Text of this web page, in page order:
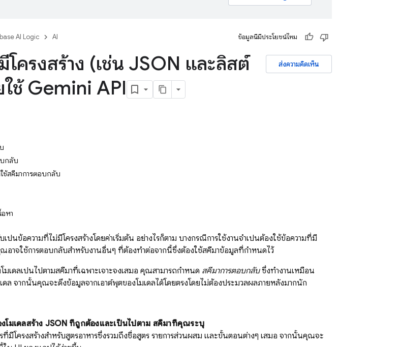
AI Logic AI ข้อมูลนี้มีประโยชน์ไหม
ส่งความคิดเห็น
โครงสร้าง (เช่น JSON และลิสต์
ใช้ Gemini API
บกลับ
ใช้สคีมาการตอบกลับ
อหา
ป็นข้อความที่ไม่มีโครงสร้างโดยค่าเริ่มต้น อย่างไรก็ตาม บางกรณีการใช้งานจำเป็นต้องใช้ข้อความที่มี
คุณอาจใช้การตอบกลับสำหรับงานอื่นๆ ที่ต้องทำต่อจากนี้ซึ่งต้องใช้สคีมาข้อมูลที่กำหนดไว้
โมเดลเป็นไปตามสคีมาที่เฉพาะเจาะจงเสมอ คุณสามารถกำหนด สคีมาการตอบกลับซึ่งทำงานเหมือน
ดล จากนั้นคุณจะดึงข้อมูลจากเอาต์พุตของโมเดลได้โดยตรงโดยไม่ต้องประมวลผลภายหลังมากนัก
งโมเดลสร้าง JSON ที่ถูกต้องและเป็นไปตาม สคีมาที่คุณระบุ
ารที่มีโครงสร้างสำหรับสูตรอาหารซึ่งรวมถึงชื่อสูตร รายการส่วนผสม และขั้นตอนต่างๆ เสมอ จากนั้นคุณจะ